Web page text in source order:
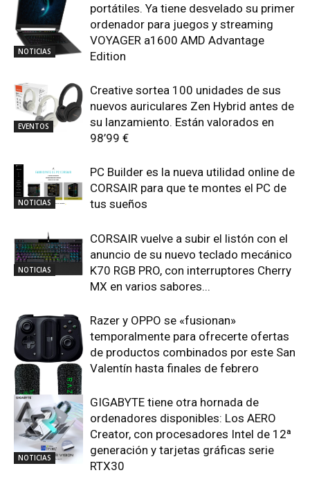
NOTICIAS
portátiles. Ya tiene desvelado su primer
ordenador para juegos y streaming
VOYAGER a1600 AMD Advantage
Edition
EVENTOS
Creative sortea 100 unidades de sus
nuevos auriculares Zen Hybrid antes de
su lanzamiento. Están valorados en
98’99 €
NOTICIAS
PC Builder es la nueva utilidad online de
CORSAIR para que te montes el PC de
tus sueños
NOTICIAS
CORSAIR vuelve a subir el listón con el
anuncio de su nuevo teclado mecánico
K70 RGB PRO, con interruptores Cherry
MX en varios sabores...
NOTICIAS
Razer y OPPO se «fusionan»
temporalmente para ofrecerte ofertas
de productos combinados por este San
Valentín hasta finales de febrero
NOTICIAS
GIGABYTE tiene otra hornada de
ordenadores disponibles: Los AERO
Creator, con procesadores Intel de 12ª
generación y tarjetas gráficas serie
RTX30